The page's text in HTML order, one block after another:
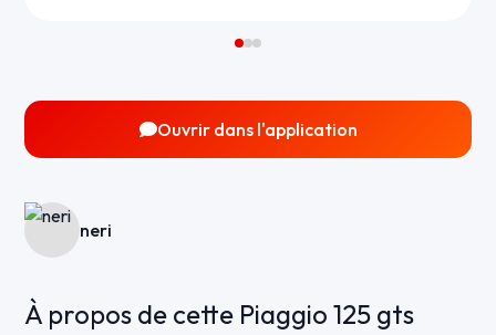
Ouvrir dans l'application
neri
À propos de cette Piaggio 125 gts